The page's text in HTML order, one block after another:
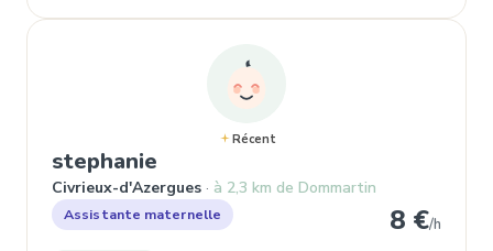
Récent
stephanie
Civrieux-d'Azergues à 2,3 km de Dommartin
Assistante maternelle 8 €/h